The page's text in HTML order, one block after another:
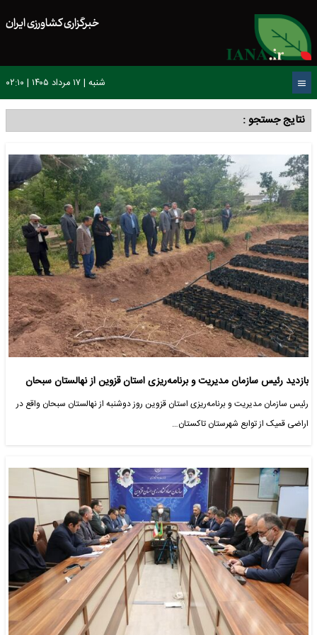
خبرگزاری کشاورزی ایران
شنبه | ۱۷ مرداد ۱۴۰۵ | ۰۲:۱۰
نتایج جستجو :
بازدید رئیس سازمان مدیریت و برنامه‌ریزی استان قزوین از نهالستان سبحان
رئیس سازمان مدیریت و برنامه‌ریزی استان قزوین روز دوشنبه از نهالستان سبحان واقع در
اراضی قمیک از توابع شهرستان تاکستان…